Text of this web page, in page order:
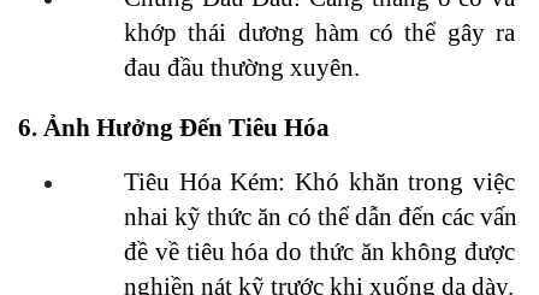
khớp thái dương hàm có thể gây ra
đau đầu thường xuyên.
6. Ảnh Hưởng Đến Tiêu Hóa
Tiêu Hóa Kém: Khó khăn trong việc
nhai kỹ thức ăn có thể dẫn đến các vấn
đề về tiêu hóa do thức ăn không được
nghiền nát kỹ trước khi xuống dạ dày.